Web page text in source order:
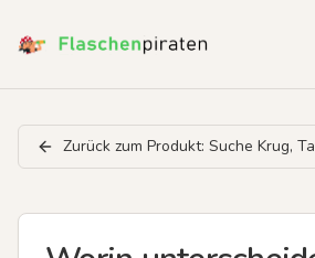
Zurück zum Produkt: Suche Krug,